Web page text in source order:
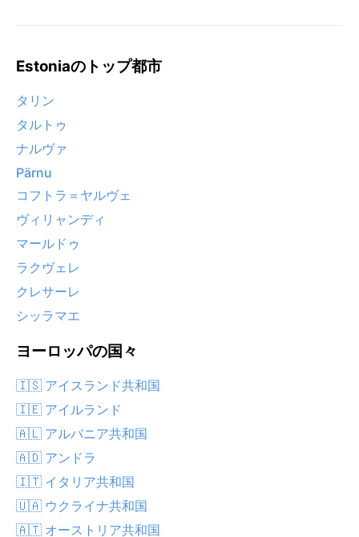
Estoniaのトップ都市
タリン
タルトゥ
ナルヴァ
Pärnu
コフトラ＝ヤルヴェ
ヴィリャンディ
マールドゥ
ラクヴェレ
クレサーレ
シッラマエ
ヨーロッパの国々
🇮🇸 アイスランド共和国
🇮🇪 アイルランド
🇦🇱 アルバニア共和国
🇦🇩 アンドラ
🇮🇹 イタリア共和国
🇺🇦 ウクライナ共和国
🇦🇹 オーストリア共和国